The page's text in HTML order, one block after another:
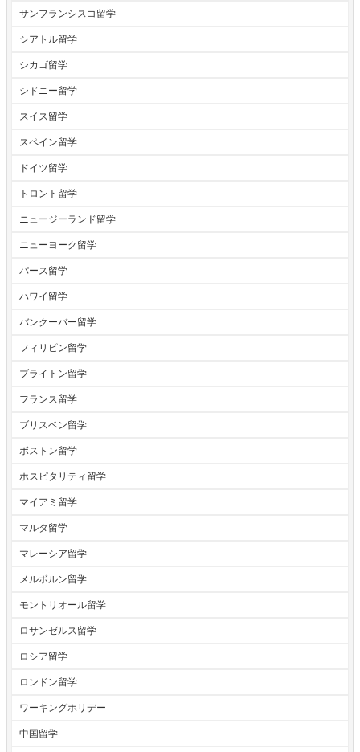
サンフランシスコ留学
シアトル留学
シカゴ留学
シドニー留学
スイス留学
スペイン留学
ドイツ留学
トロント留学
ニュージーランド留学
ニューヨーク留学
パース留学
ハワイ留学
バンクーバー留学
フィリピン留学
ブライトン留学
フランス留学
ブリスベン留学
ボストン留学
ホスピタリティ留学
マイアミ留学
マルタ留学
マレーシア留学
メルボルン留学
モントリオール留学
ロサンゼルス留学
ロシア留学
ロンドン留学
ワーキングホリデー
中国留学